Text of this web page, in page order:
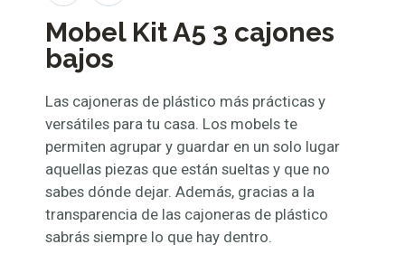
Mobel Kit A5 3 cajones
bajos
Las cajoneras de plástico más prácticas y
versátiles para tu casa. Los mobels te
permiten agrupar y guardar en un solo lugar
aquellas piezas que están sueltas y que no
sabes dónde dejar. Además, gracias a la
transparencia de las cajoneras de plástico
sabrás siempre lo que hay dentro.